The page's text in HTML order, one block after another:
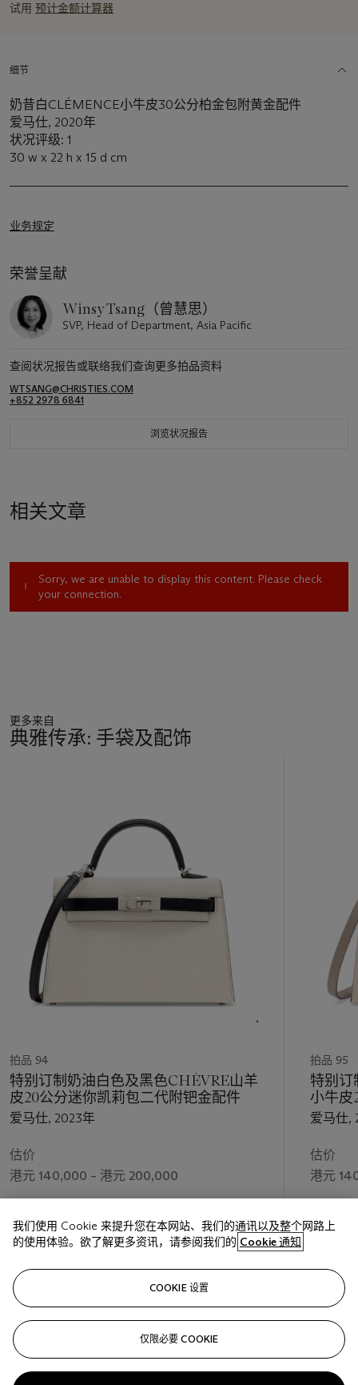
试用 预计金额计算器
细节
奶昔白CLÉMENCE小牛皮30公分柏金包附黄金配件
爱马仕, 2020年
状况评级: 1
30 w x 22 h x 15 d cm
业务规定
荣誉呈献
Winsy Tsang（曾慧思）
SVP, Head of Department, Asia Pacific
查阅状况报告或联络我们查询更多拍品资料
WTSANG@CHRISTIES.COM
+852 2978 6841
浏览状况报告
相关文章
Sorry, we are unable to display this content. Please check
your connection.
更多来自
典雅传承: 手袋及配饰
拍品 94
特别订制奶油白色及黑色CHÈVRE山羊
皮20公分迷你凯莉包二代附钯金配件
爱马仕, 2023年
估价
港元 140,000 – 港元 200,000
港元 254,000
拍品 95
特别订
小牛皮
配件
爱马仕,
估价
港元
港元
下
我们使用 Cookie 来提升您在本网站、我们的通讯以及整个网路上
的使用体验。欲了解更多资讯，请参阅我们的 Cookie 通知
COOKIE 设置
仅限必要 COOKIE